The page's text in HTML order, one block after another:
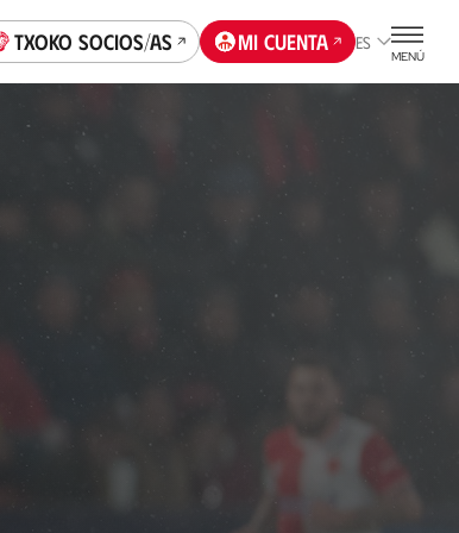
Txoko socios/as Mi cuenta ES
MENÚ